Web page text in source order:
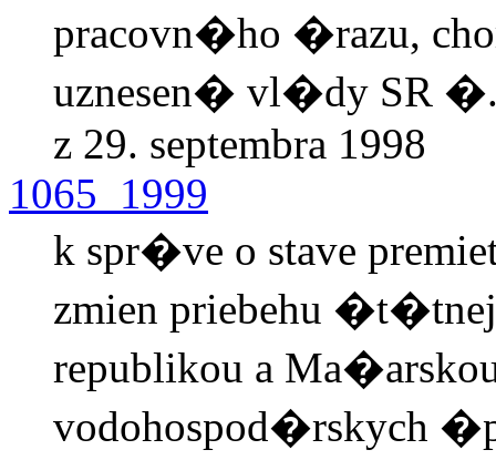
pracovn�ho �razu,
uznesen� vl�dy SR �.
z 29. septembra 1998
1065_1999
k spr�ve o stave
zmien priebehu �t�tnej
republikou a
vodohospod�rskych